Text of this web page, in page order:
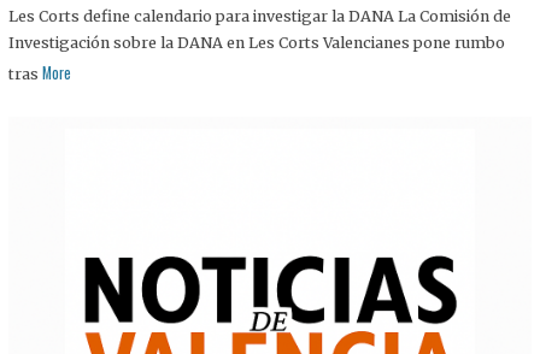
Les Corts define calendario para investigar la DANA La Comisión de
Investigación sobre la DANA en Les Corts Valencianes pone rumbo
tras More